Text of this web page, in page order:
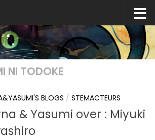
NI TODOKE
BLOGS / STEMACTEURS
& Yasumi over : Miyuki